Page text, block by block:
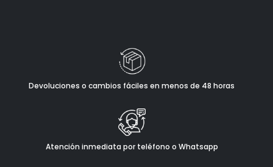
Devoluciones o cambios fáciles en menos de 48 horas
Atención inmediata por teléfono o Whatsapp